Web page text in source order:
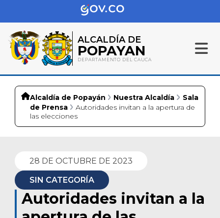
ALCALDÍA DE
POPAYAN
DEPARTAMENTO DEL CAUCA
Alcaldía de Popayán Nuestra Alcaldía
Sala
de Prensa
Autoridades invitan a la apertura de
las elecciones
28 DE OCTUBRE DE 2023
SIN CATEGORÍA
Autoridades invitan a la